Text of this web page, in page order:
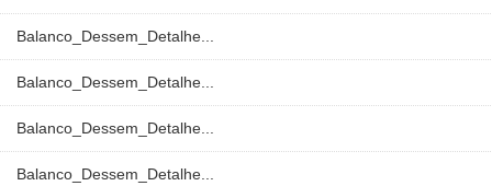
Balanco_Dessem_Detalhe...
Balanco_Dessem_Detalhe...
Balanco_Dessem_Detalhe...
Balanco_Dessem_Detalhe...